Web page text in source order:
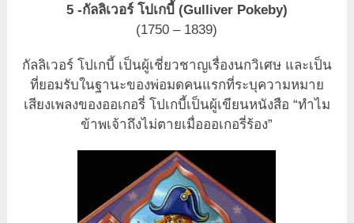
5 -กัลลิเวอร์ โปเกบี้ (Gulliver Pokeby)
(1750 – 1839)
กัลลิเวอร์ โปเกบี้ เป็นผู้เชี่ยวชาญเรื่องนกวิเศษ และเป็น
ที่ยอมรับในฐานะของพ่อมดคนแรกที่ระบุความหมาย
เสียงเพลงของออเกอรี่ โปเกบี้เป็นผู้เขียนหนังสือ “ทำไม
ข้าพเจ้าถึงไม่ตายเมื่อออเกอรี่ร้อง”